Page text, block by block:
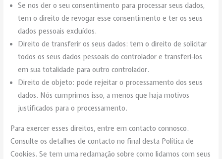
Se nos der o seu consentimento para processar seus dados,
tem o direito de revogar esse consentimento e ter os seus
dados pessoais excluídos.
Direito de transferir os seus dados: tem o direito de solicitar
todos os seus dados pessoais do controlador e transferi-los
em sua totalidade para outro controlador.
Direito de objeto: pode rejeitar o processamento dos seus
dados. Nós cumprimos isso, a menos que haja motivos
justificados para o processamento.
Para exercer esses direitos, entre em contacto connosco.
Consulte os detalhes de contacto no final desta Política de
Cookies. Se tem uma reclamação sobre como lidamos com seus